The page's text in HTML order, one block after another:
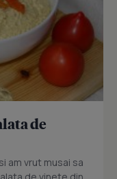
de
am vrut musai sa